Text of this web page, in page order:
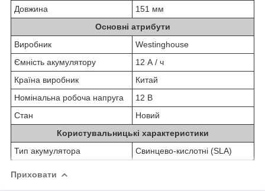
Довжина
151 мм
Основні атрибути
Виробник
Westinghouse
Ємність акумулятору
12 А / ч
Країна виробник
Китай
Номінальна робоча напруга
12 В
Стан
Новий
Користувальницькі характеристики
Тип акумулятора
Свинцево-кислотні (SLA)
Приховати